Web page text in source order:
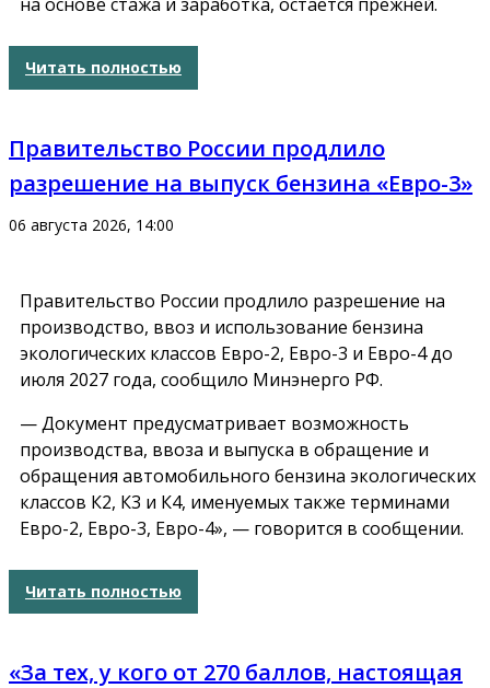
Читать полностью
Правительство России продлило
разрешение на выпуск бензина «Евро-3»
06 августа 2026, 14:00
Правительство России продлило разрешение на
производство, ввоз и использование бензина
экологических классов Евро-2, Евро-3 и Евро-4 до
июля 2027 года, сообщило Минэнерго РФ.
— Документ предусматривает возможность
производства, ввоза и выпуска в обращение и
обращения автомобильного бензина экологических
классов К2, К3 и К4, именуемых также терминами
Евро-2, Евро-3, Евро-4», — говорится в сообщении.
Читать полностью
«За тех, у кого от 270 баллов, настоящая